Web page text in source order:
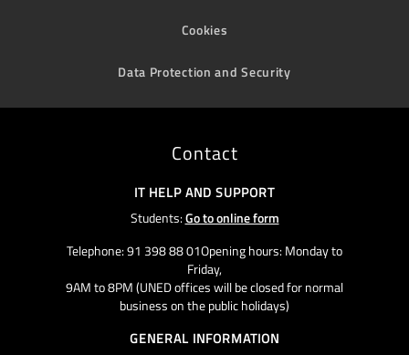
Cookies
Data Protection and Security
Contact
IT HELP AND SUPPORT
Students:Go to online form
Telephone: 91 398 88 01Opening hours: Monday to
Friday,
9AM to 8PM (UNED offices will be closed for normal
business on the public holidays)
GENERAL INFORMATION